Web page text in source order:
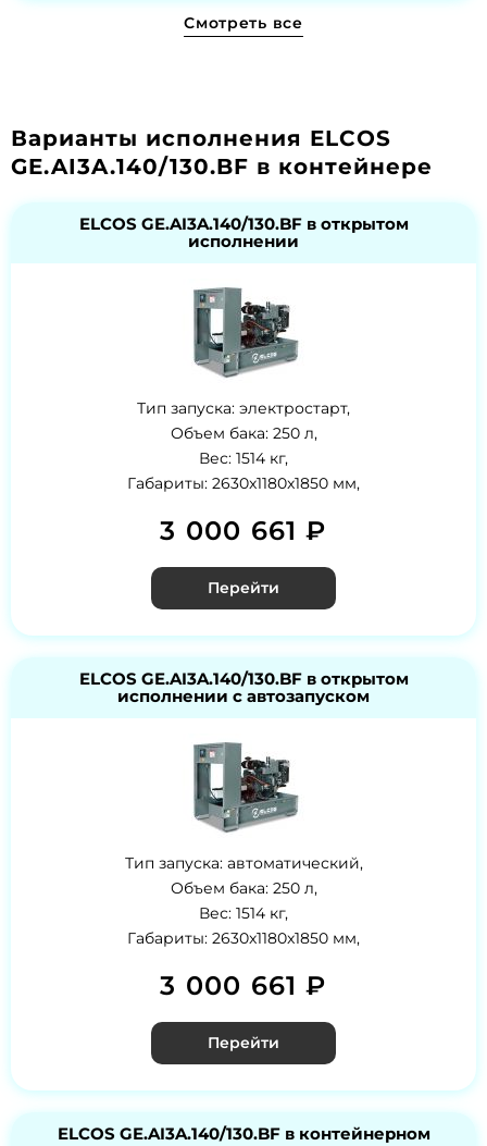
Смотреть все
Варианты исполнения ELCOS
GE.AI3A.140/130.BF в контейнере
ELCOS GE.AI3A.140/130.BF в открытом
исполнении
Тип запуска: электростарт,
Объем бака: 250 л,
Вес: 1514 кг,
Габариты: 2630x1180x1850 мм,
3 000 661 ₽
Перейти
ELCOS GE.AI3A.140/130.BF в открытом
исполнении с автозапуском
Тип запуска: автоматический,
Объем бака: 250 л,
Вес: 1514 кг,
Габариты: 2630x1180x1850 мм,
3 000 661 ₽
Перейти
ELCOS GE.AI3A.140/130.BF в контейнерном